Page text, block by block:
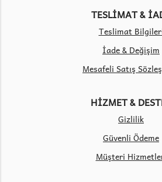
TESLİMAT &
Teslimat
İade & Değişim
Mesafeli Satış
HİZMET &
Gizlilik
Güvenli Ödeme
Müşteri